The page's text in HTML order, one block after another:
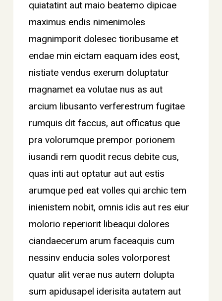
quiatatint aut maio beatemo dipicae
maximus endis nimenimoles
magnimporit dolesec tioribusame et
endae min eictam eaquam ides eost,
nistiate vendus exerum doluptatur
magnamet ea volutae nus as aut
arcium libusanto verferestrum fugitae
rumquis dit faccus, aut officatus que
pra volorumque prempor porionem
iusandi rem quodit recus debite cus,
quas inti aut optatur aut aut estis
arumque ped eat volles qui archic tem
inienistem nobit, omnis idis aut res eiur
molorio reperiorit libeaqui dolores
ciandaecerum arum faceaquis cum
nessinv enducia soles volorporest
quatur alit verae nus autem dolupta
sum apidusapel iderisita autatem aut